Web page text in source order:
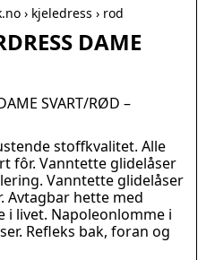
› kjeledress › rod
DAME
SVART/RØD –
stoffkvalitet. Alle
fôr. Vanntette glidelåser
Vanntette glidelåser
Avtagbar hette med
i livet. Napoleonlomme i
Refleks bak, foran og